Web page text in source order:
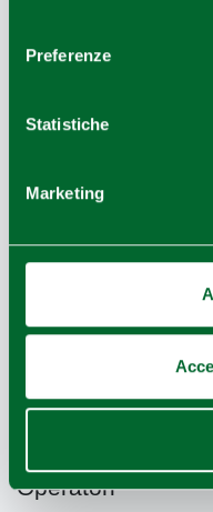
Preferenze
Statistiche
Marketing
nel 2004(...)
LEGGI
Il Farneto
Operatori